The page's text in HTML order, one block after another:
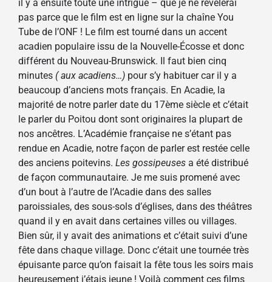
il y a ensuite toute une intrigue – que je ne révélerai
pas parce que le film est en ligne sur la chaîne You
Tube de l’ONF ! Le film est tourné dans un accent
acadien populaire issu de la Nouvelle-Écosse et donc
différent du Nouveau-Brunswick. Il faut bien cinq
minutes ( aux acadiens…) pour s’y habituer car il y a
beaucoup d’anciens mots français. En Acadie, la
majorité de notre parler date du 17ème siècle et c’était
le parler du Poitou dont sont originaires la plupart de
nos ancêtres. L’Académie française ne s’étant pas
rendue en Acadie, notre façon de parler est restée celle
des anciens poitevins. Les gossipeuses a été distribué
de façon communautaire. Je me suis promené avec
d’un bout à l’autre de l’Acadie dans des salles
paroissiales, des sous-sols d’églises, dans des théâtres
quand il y en avait dans certaines villes ou villages.
Bien sûr, il y avait des animations et c’était suivi d’une
fête dans chaque village. Donc c’était une tournée très
épuisante parce qu’on faisait la fête tous les soirs mais
heureusement j’étais jeune ! Voilà comment ces films